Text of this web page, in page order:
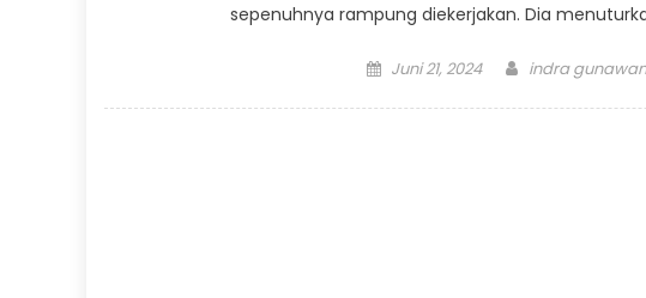
sepenuhnya rampung diekerjakan. Dia
Posted
Juni 21, 2024 Author
indra gunawan